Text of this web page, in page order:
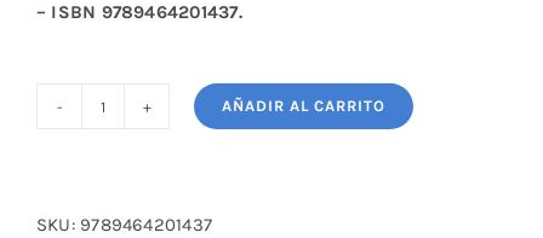
– ISBN 9789464201437.
Steinitz
AÑADIR AL CARRITO
SKU: 9789464201437